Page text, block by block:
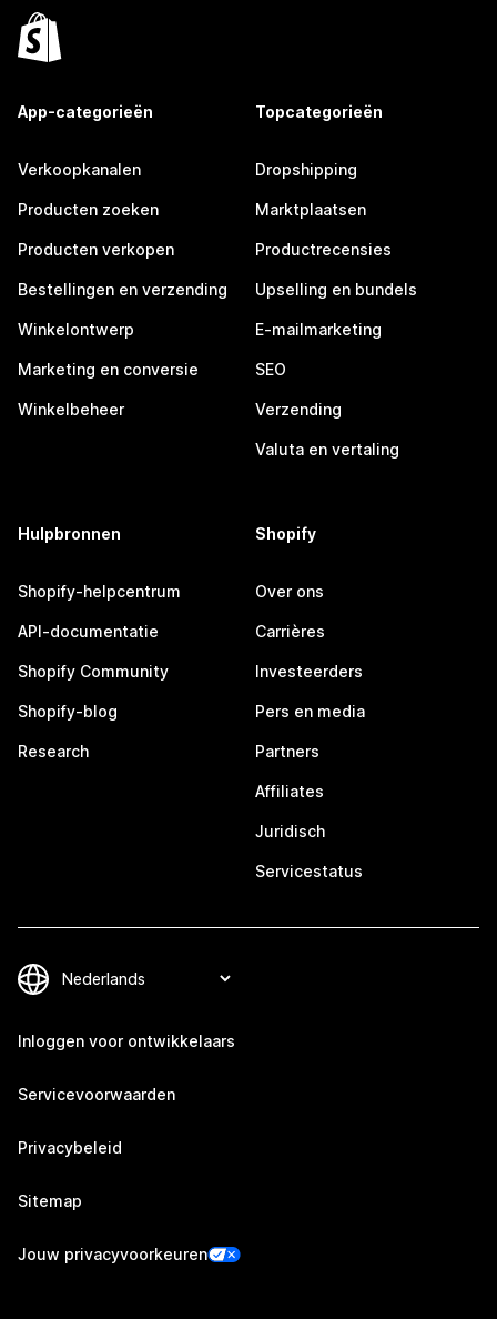
App-categorieën
Verkoopkanalen
Producten zoeken
Producten verkopen
Bestellingen en verzending
Winkelontwerp
Marketing en conversie
Winkelbeheer
Topcategorieën
Dropshipping
Marktplaatsen
Productrecensies
Upselling en bundels
E-mailmarketing
SEO
Verzending
Valuta en vertaling
Hulpbronnen
Shopify-helpcentrum
API-documentatie
Shopify Community
Shopify-blog
Research
Shopify
Over ons
Carrières
Investeerders
Pers en media
Partners
Affiliates
Juridisch
Servicestatus
Inloggen voor ontwikkelaars
Servicevoorwaarden
Privacybeleid
Sitemap
Jouw privacyvoorkeuren